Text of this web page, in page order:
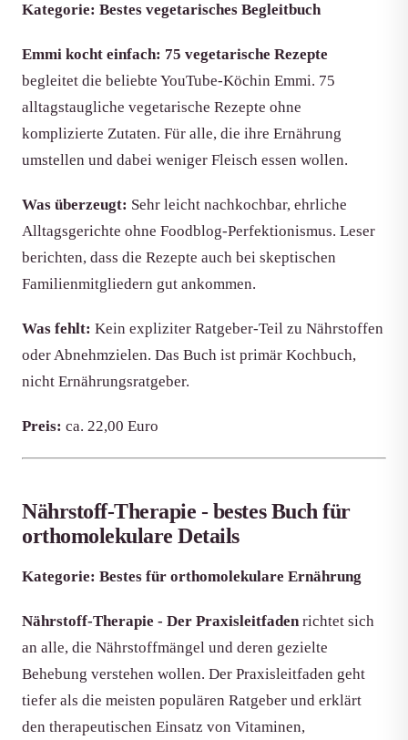
Kategorie: Bestes vegetarisches Begleitbuch
Emmi kocht einfach: 75 vegetarische Rezepte
begleitet die beliebte YouTube-Köchin Emmi. 75
alltagstaugliche vegetarische Rezepte ohne
komplizierte Zutaten. Für alle, die ihre Ernährung
umstellen und dabei weniger Fleisch essen wollen.
Was überzeugt: Sehr leicht nachkochbar, ehrliche
Alltagsgerichte ohne Foodblog-Perfektionismus. Leser
berichten, dass die Rezepte auch bei skeptischen
Familienmitgliedern gut ankommen.
Was fehlt: Kein expliziter Ratgeber-Teil zu Nährstoffen
oder Abnehmzielen. Das Buch ist primär Kochbuch,
nicht Ernährungsratgeber.
Preis: ca. 22,00 Euro
Nährstoff-Therapie - bestes Buch für
orthomolekulare Details
Kategorie: Bestes für orthomolekulare Ernährung
Nährstoff-Therapie - Der Praxisleitfadenrichtet sich
an alle, die Nährstoffmängel und deren gezielte
Behebung verstehen wollen. Der Praxisleitfaden geht
tiefer als die meisten populären Ratgeber und erklärt
den therapeutischen Einsatz von Vitaminen,